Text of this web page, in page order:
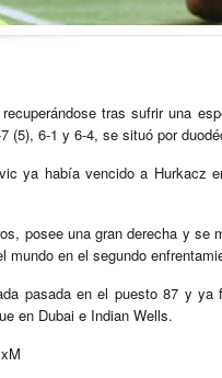
tras sufrir una
(5), 6-1 y 6-4, se situó por
ya había vencido a Hurkacz
posee una gran derecha y
mundo en el segundo
pasada en el puesto 87 y
en Dubai e Indian Wells.